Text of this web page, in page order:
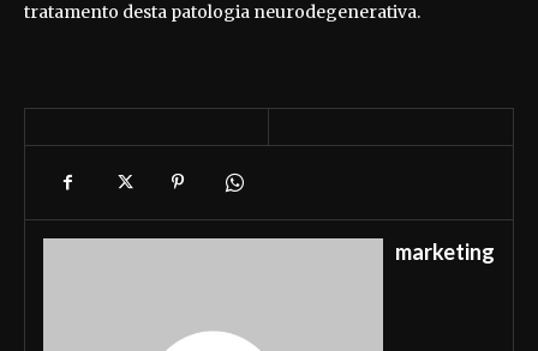
tratamento desta patologia neurodegenerativa.
marketing